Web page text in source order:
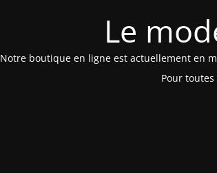
Le
Notre boutique en ligne est actuellement en
Pour